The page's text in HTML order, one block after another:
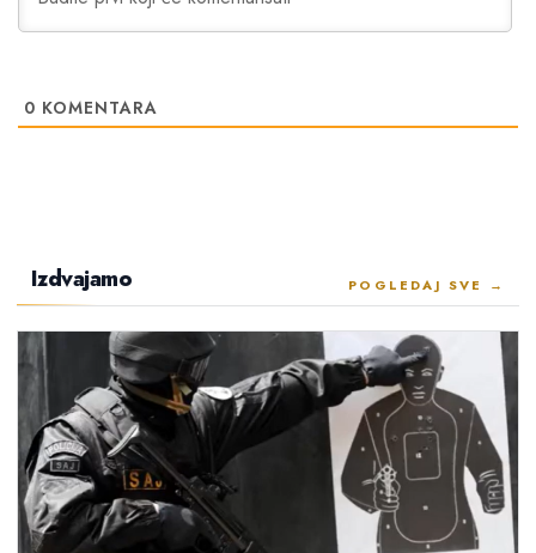
0 KOMENTARA
Izdvajamo POGLEDAJ SVE →